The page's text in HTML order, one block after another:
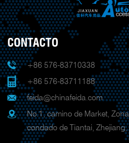
CONTACTO
+86 576-83710338
+86 576-83711188
feida@chinafeida.com
No.1, camino de Market,
condado de Tiantai,